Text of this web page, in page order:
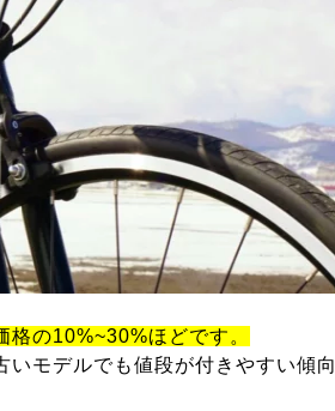
格の10%~30%ほどです。
モデルでも値段が付きやすい傾向